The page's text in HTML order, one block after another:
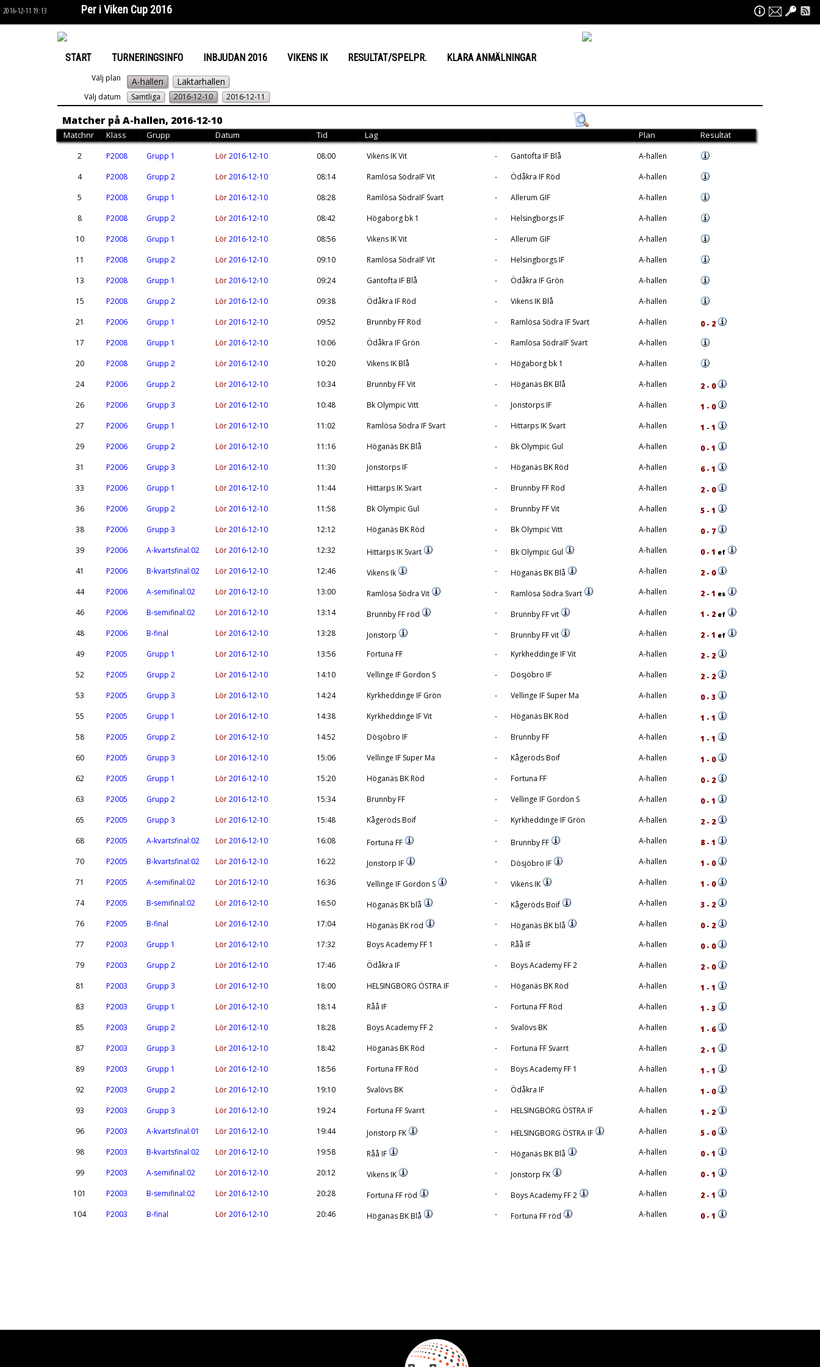
2016-12-11 19:13 Per i Viken Cup 2016
START TURNERINGSINFO INBJUDAN 2016 VIKENS IK RESULTAT/SPELPR. KLARA ANMÄLNINGAR
Välj plan A-hallen Läktarhallen
Välj datum Samtliga 2016-12-10 2016-12-11
Matcher på A-hallen, 2016-12-10
Matchnr Klass Grupp Datum Tid Lag Plan Resultat
2 P2008 Grupp 1 Lör2016-12-10 08:00 Vikens IK Vit - Gantofta IF Blå
A-hallen
4
P2008 Grupp 2 Lör2016-12-10 08:14 Ramlösa SödraIF Vit - Ödåkra IF Röd
A-hallen
5
P2008 Grupp 1 Lör2016-12-10 08:28 Ramlösa SödraIF Svart - Allerum GIF
A-hallen
8
P2008 Grupp 2 Lör2016-12-10 08:42 Högaborg bk 1 - Helsingborgs IF
A-hallen
10
P2008 Grupp 1 Lör2016-12-10 08:56 Vikens IK Vit - Allerum GIF
A-hallen
11
P2008 Grupp 2 Lör2016-12-10 09:10 Ramlösa SödraIF Vit - Helsingborgs IF
A-hallen
13
P2008 Grupp 1 Lör2016-12-10 09:24 Gantofta IF Blå - Ödåkra IF Grön
A-hallen
15
P2008 Grupp 2 Lör2016-12-10 09:38 Ödåkra IF Röd - Vikens IK Blå
A-hallen
21
P2006 Grupp 1 Lör2016-12-10 09:52 Brunnby FF Röd - Ramlösa Södra IF Svart A-hallen
0 - 2
17
P2008 Grupp 1 Lör2016-12-10 10:06 Ödåkra IF Grön - Ramlösa SödraIF Svart
A-hallen
20
P2008 Grupp 2 Lör2016-12-10 10:20 Vikens IK Blå - Högaborg bk 1
A-hallen
24
P2006 Grupp 2 Lör2016-12-10 10:34 Brunnby FF Vit - Höganäs BK Blå A-hallen
2 - 0
26
P2006 Grupp 3 Lör2016-12-10 10:48 Bk Olympic Vitt - Jonstorps IF A-hallen
1 - 0
27
P2006 Grupp 1 Lör2016-12-10 11:02 Ramlösa Södra IF Svart - Hittarps IK Svart A-hallen
1 - 1
29
P2006 Grupp 2 Lör2016-12-10 11:16 Höganäs BK Blå - Bk Olympic Gul A-hallen
0 - 1
31
P2006 Grupp 3 Lör2016-12-10 11:30 Jonstorps IF - Höganäs BK Röd A-hallen
6 - 1
33
P2006 Grupp 1 Lör2016-12-10 11:44 Hittarps IK Svart - Brunnby FF Röd A-hallen
2 - 0
36
P2006 Grupp 2 Lör2016-12-10 11:58 Bk Olympic Gul - Brunnby FF Vit A-hallen
5 - 1
38
P2006 Grupp 3 Lör2016-12-10 12:12 Höganäs BK Röd - Bk Olympic Vitt A-hallen
0 - 7
39
P2006 A-kvartsfinal:02 Lör2016-12-10 12:32 Hittarps IK Svart - Bk Olympic Gul A-hallen 0 - 1 ef
41 P2006 B-kvartsfinal:02 Lör2016-12-10 12:46 Vikens Ik - Höganäs BK Blå A-hallen
2 - 0
44
P2006 A-semifinal:02 Lör2016-12-10 13:00 Ramlösa Södra Vit - Ramlösa Södra Svart A-hallen 2 - 1 es
46 P2006 B-semifinal:02 Lör2016-12-10 13:14 Brunnby FF röd - Brunnby FF vit A-hallen 1 - 2 ef
48 P2006 B-final Lör2016-12-10 13:28 Jonstorp - Brunnby FF vit A-hallen 2 - 1 ef
49 P2005 Grupp 1 Lör2016-12-10 13:56 Fortuna FF - Kyrkheddinge IF Vit A-hallen
2 - 2
52
P2005 Grupp 2 Lör2016-12-10 14:10 Vellinge IF Gordon S - Dösjöbro IF A-hallen
2 - 2
53
P2005 Grupp 3 Lör2016-12-10 14:24 Kyrkheddinge IF Grön - Vellinge IF Super Ma A-hallen
0 - 3
55
P2005 Grupp 1 Lör2016-12-10 14:38 Kyrkheddinge IF Vit - Höganäs BK Röd A-hallen
1 - 1
58
P2005 Grupp 2 Lör2016-12-10 14:52 Dösjöbro IF - Brunnby FF A-hallen
1 - 1
60
P2005 Grupp 3 Lör2016-12-10 15:06 Vellinge IF Super Ma - Kågeröds Boif A-hallen
1 - 0
62
P2005 Grupp 1 Lör2016-12-10 15:20 Höganäs BK Röd - Fortuna FF A-hallen
0 - 2
63
P2005 Grupp 2 Lör2016-12-10 15:34 Brunnby FF - Vellinge IF Gordon S A-hallen
0 - 1
65
P2005 Grupp 3 Lör2016-12-10 15:48 Kågeröds Boif - Kyrkheddinge IF Grön A-hallen
2 - 2
68
P2005 A-kvartsfinal:02 Lör2016-12-10 16:08 Fortuna FF - Brunnby FF A-hallen
8 - 1
70
P2005 B-kvartsfinal:02 Lör2016-12-10 16:22 Jonstorp IF - Dösjöbro IF A-hallen
1 - 0
71
P2005 A-semifinal:02 Lör2016-12-10 16:36 Vellinge IF Gordon S - Vikens IK A-hallen
1 - 0
74
P2005 B-semifinal:02 Lör2016-12-10 16:50 Höganäs BK blå - Kågeröds Boif A-hallen
3 - 2
76
P2005 B-final Lör2016-12-10 17:04 Höganäs BK röd - Höganäs BK blå A-hallen
0 - 2
77
P2003 Grupp 1 Lör2016-12-10 17:32 Boys Academy FF 1 - Råå IF A-hallen
0 - 0
79
P2003 Grupp 2 Lör2016-12-10 17:46 Ödåkra IF - Boys Academy FF 2 A-hallen
2 - 0
81
P2003 Grupp 3 Lör2016-12-10 18:00 HELSINGBORG ÖSTRA IF - Höganäs BK Röd A-hallen
1 - 1
83
P2003 Grupp 1 Lör2016-12-10 18:14 Råå IF - Fortuna FF Röd A-hallen
1 - 3
85
P2003 Grupp 2 Lör2016-12-10 18:28 Boys Academy FF 2 - Svalövs BK A-hallen
1 - 6
87
P2003 Grupp 3 Lör2016-12-10 18:42 Höganäs BK Röd - Fortuna FF Svarrt A-hallen
2 - 1
89
P2003 Grupp 1 Lör2016-12-10 18:56 Fortuna FF Röd - Boys Academy FF 1 A-hallen
1 - 1
92
P2003 Grupp 2 Lör2016-12-10 19:10 Svalövs BK - Ödåkra IF A-hallen
1 - 0
93
P2003 Grupp 3 Lör2016-12-10 19:24 Fortuna FF Svarrt - HELSINGBORG ÖSTRA IF A-hallen
1 - 2
96
P2003 A-kvartsfinal:01 Lör2016-12-10 19:44 Jonstorp FK - HELSINGBORG ÖSTRA IF A-hallen
5 - 0
98
P2003 B-kvartsfinal:02 Lör2016-12-10 19:58 Råå IF - Höganäs BK Blå A-hallen
0 - 1
99
P2003 A-semifinal:02 Lör2016-12-10 20:12 Vikens IK - Jonstorp FK A-hallen
0 - 1
101
P2003 B-semifinal:02 Lör2016-12-10 20:28 Fortuna FF röd - Boys Academy FF 2 A-hallen
2 - 1
104
P2003 B-final Lör2016-12-10 20:46 Höganäs BK Blå - Fortuna FF röd A-hallen 0 - 1